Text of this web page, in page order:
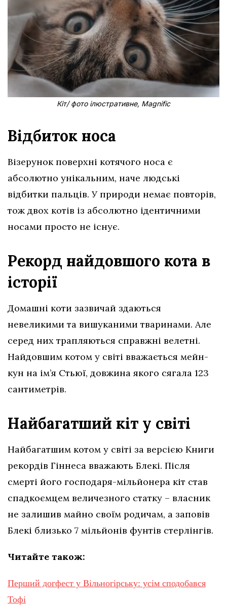
Кіт/ фото ілюстративне, Magnific
Відбиток носа
Візерунок поверхні котячого носа є
абсолютно унікальним, наче людські
відбитки пальців. У природи немає повторів,
тож двох котів із абсолютно ідентичними
носами просто не існує.
Рекорд найдовшого кота в
історії
Домашні коти зазвичай здаються
невеликими та вишуканими тваринами. Але
серед них трапляються справжні велетні.
Найдовшим котом у світі вважається мейн-
кун на ім’я Стьюї, довжина якого сягала 123
сантиметрів.
Найбагатший кіт у світі
Найбагатшим котом у світі за версією Книги
рекордів Гіннеса вважають Блекі. Після
смерті його господаря-мільйонера кіт став
спадкоємцем величезного статку – власник
не залишив майно своїм родичам, а заповів
Блекі близько 7 мільйонів фунтів стерлінгів.
Читайте також:
Перший догфест у Вільногірську: усім сподобався
Тофі